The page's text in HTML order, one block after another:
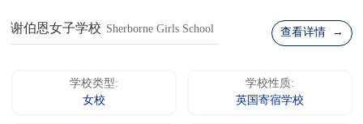
谢伯恩女子学校 Sherborne Girls School 查看详情 →
学校类型:
女校
学校性质:
英国寄宿学校